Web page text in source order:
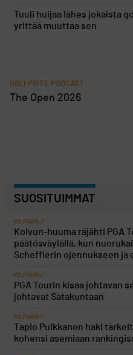
Tuuli huijaa lähes jokaista
yrittää muuttaa sen
GOLFPISTE PODCAST
The Open 2026
SUOSITUIMMAT
KILPAGOLF
Koivun-huuma räjähti PGA
päätösväylällä, kun
Schefflerin ojennukseen ja
KILPAGOLF
PGA Tourin kisaa johtavan
johtavat Satakuntaan
KILPAGOLF
Tapio Pulkkanen haki
kohensi asemiaan